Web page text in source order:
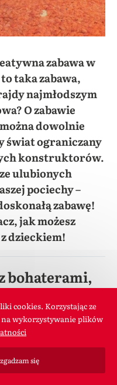
zabawa w
taka zabawa,
najmłodszym
O zabawie
dowolnie
świat ograniczany
konstruktorów.
ulubionych
pociechy –
zabawę!
jak możesz
dzieckiem!
bohaterami,
przez dzieci na
opowiadający
wszystko na stacji
cookies. Korzystając ze
na wykorzystywanie plików
się